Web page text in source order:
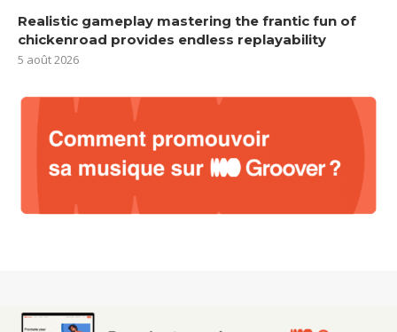
Realistic gameplay mastering the frantic fun of
chickenroad provides endless replayability
5 août 2026